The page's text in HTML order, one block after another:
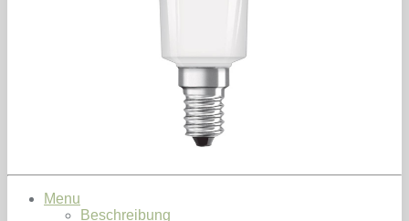
Menu
Beschreibung